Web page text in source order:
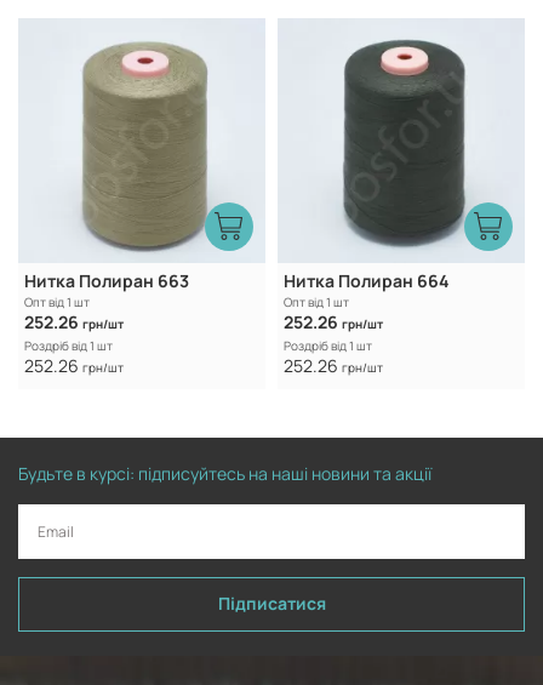
Нитка Полиран 663
Опт від 1 шт
252.26 грн/шт
Роздріб від 1 шт
252.26 грн/шт
Нитка Полиран 664
Опт від 1 шт
252.26 грн/шт
Роздріб від 1 шт
252.26 грн/шт
Будьте в курсі: підписуйтесь на наші новини та акції
Підписатися